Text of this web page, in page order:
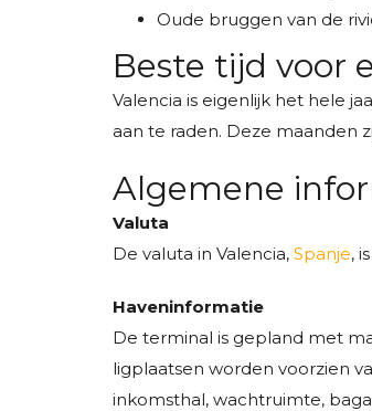
Oude bruggen van de
Beste tijd voor
Valencia is eigenlijk het hele
aan te raden. Deze maanden
Algemene
Valuta
De valuta in Valencia, Spanje,
Haveninformatie
De terminal is gepland met
ligplaatsen worden voorzien
inkomsthal, wachtruimte,